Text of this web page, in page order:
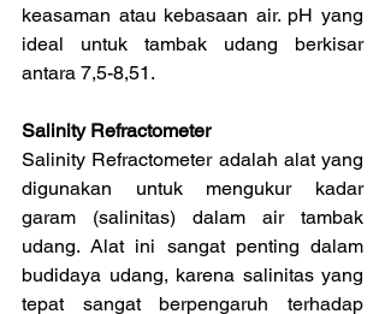
keasaman atau kebasaan air. pH yang
ideal untuk tambak udang berkisar
antara 7,5-8,51.
Salinity Refractometer
Salinity Refractometer adalah alat yang
digunakan untuk mengukur kadar
garam (salinitas) dalam air tambak
udang. Alat ini sangat penting dalam
budidaya udang, karena salinitas yang
tepat sangat berpengaruh terhadap